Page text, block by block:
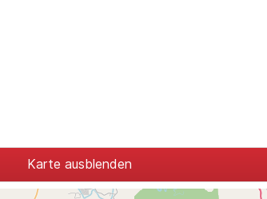
Karte ausblenden